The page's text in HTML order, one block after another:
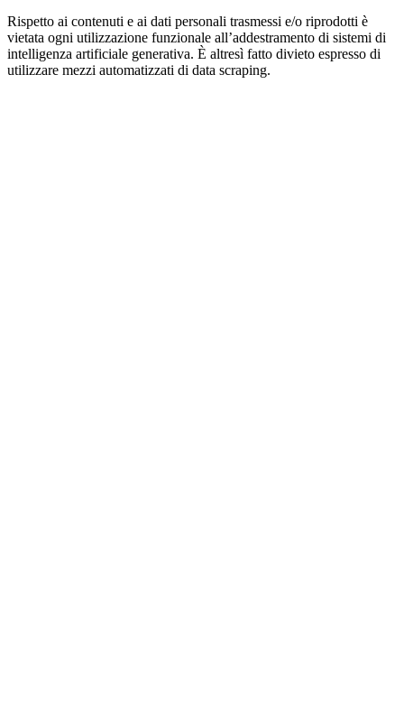
Rispetto ai contenuti e ai dati personali trasmessi e/o riprodotti è
vietata ogni utilizzazione funzionale all’addestramento di sistemi di
intelligenza artificiale generativa. È altresì fatto divieto espresso di
utilizzare mezzi automatizzati di data scraping.